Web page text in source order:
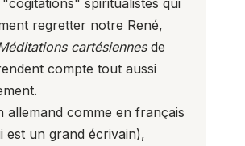
regretter notre René,
cartésiennesde
compte tout aussi
allemand comme en français
est un grand écrivain),